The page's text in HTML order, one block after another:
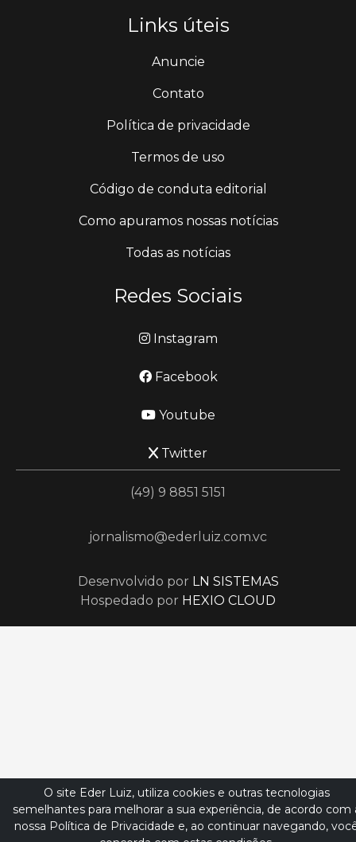
Links úteis
Anuncie
Contato
Política de privacidade
Termos de uso
Código de conduta editorial
Como apuramos nossas notícias
Todas as notícias
Redes Sociais
Instagram
Facebook
Youtube
Twitter
(49) 9 8851 5151
jornalismo@ederluiz.com.vc
Desenvolvido por LN SISTEMAS
Hospedado por HEXIO CLOUD
O site Eder Luiz, utiliza cookies e outras tecnologias
semelhantes para melhorar a sua experiência, de acordo com
nossa Política de Privacidade e, ao continuar navegando,